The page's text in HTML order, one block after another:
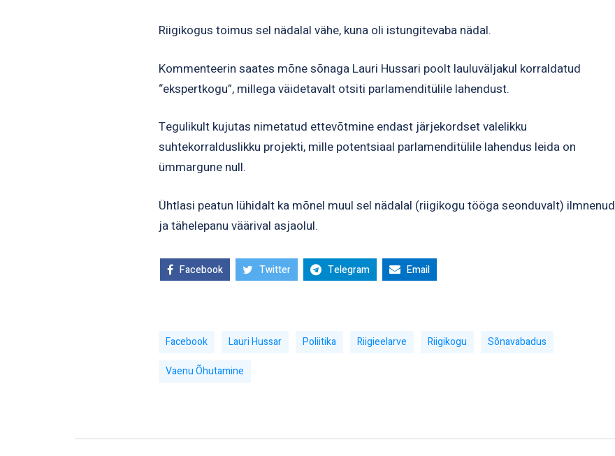
Riigikogus toimus sel nädalal vähe, kuna oli istungitevaba nädal.
Kommenteerin saates mõne sõnaga Lauri Hussari poolt lauluväljakul korraldatud
“ekspertkogu”, millega väidetavalt otsiti parlamenditülile lahendust.
Tegulikult kujutas nimetatud ettevõtmine endast järjekordset valelikku
suhtekorralduslikku projekti, mille potentsiaal parlamenditülile lahendus leida on
ümmargune null.
Ühtlasi peatun lühidalt ka mõnel muul sel nädalal (riigikogu tööga seonduvalt) ilmnenud
ja tähelepanu väärival asjaolul.
Facebook Twitter Telegram Email
Facebook Lauri Hussar Poliitika Riigieelarve Riigikogu
Sõnavabadus
Vaenu Õhutamine